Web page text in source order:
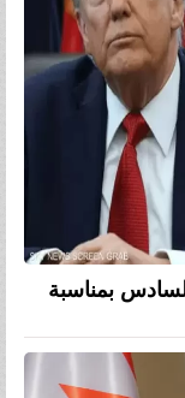
بمناسبة